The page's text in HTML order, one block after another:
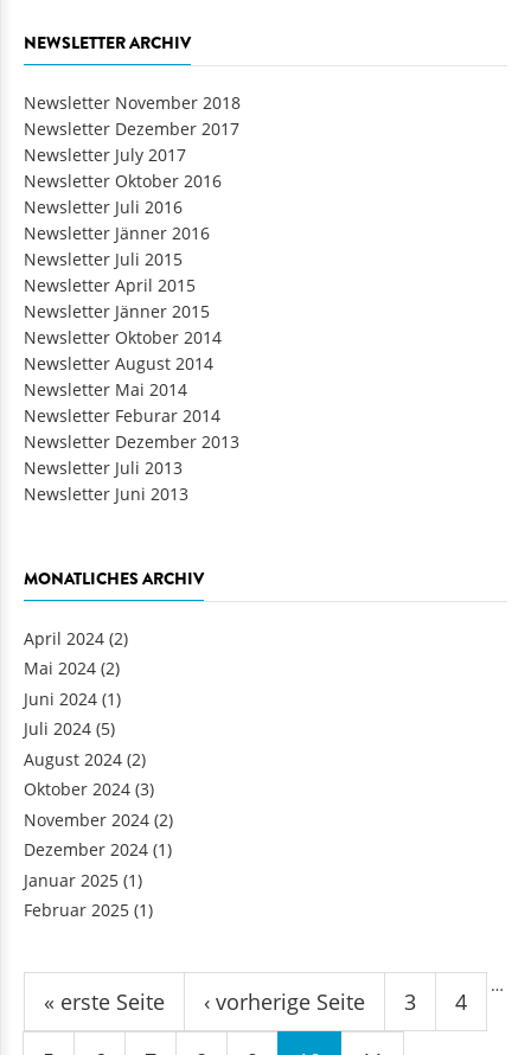
NEWSLETTER ARCHIV
Newsletter November 2018
Newsletter Dezember 2017
Newsletter July 2017
Newsletter Oktober 2016
Newsletter Juli 2016
Newsletter Jänner 2016
Newsletter Juli 2015
Newsletter April 2015
Newsletter Jänner 2015
Newsletter Oktober 2014
Newsletter August 2014
Newsletter Mai 2014
Newsletter Feburar 2014
Newsletter Dezember 2013
Newsletter Juli 2013
Newsletter Juni 2013
MONATLICHES ARCHIV
April 2024 (2)
Mai 2024 (2)
Juni 2024 (1)
Juli 2024 (5)
August 2024 (2)
Oktober 2024 (3)
November 2024 (2)
Dezember 2024 (1)
Januar 2025 (1)
Februar 2025 (1)
Seiten
« erste Seite ‹ vorherige Seite
…
3 4